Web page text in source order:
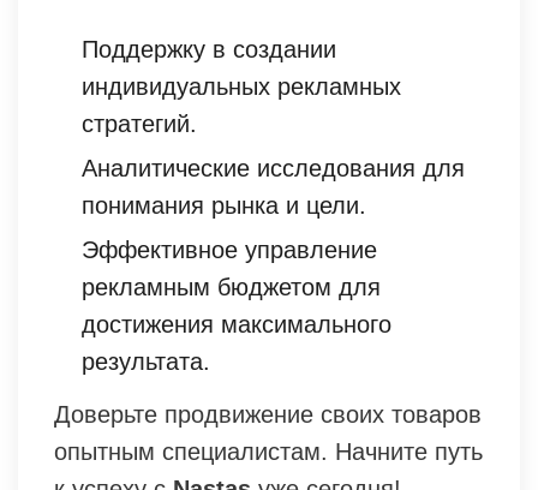
Поддержку в создании
индивидуальных рекламных
стратегий.
Аналитические исследования для
понимания рынка и цели.
Эффективное управление
рекламным бюджетом для
достижения максимального
результата.
Доверьте продвижение своих товаров
опытным специалистам. Начните путь